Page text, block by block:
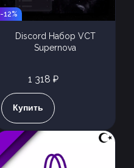
-12%
Discord Набор VCT
Supernova
1 318 ₽
Купить